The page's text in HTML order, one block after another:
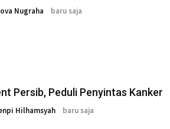
Nugraha baru saja
Persib, Peduli Penyintas Kanker
Hilhamsyah baru saja